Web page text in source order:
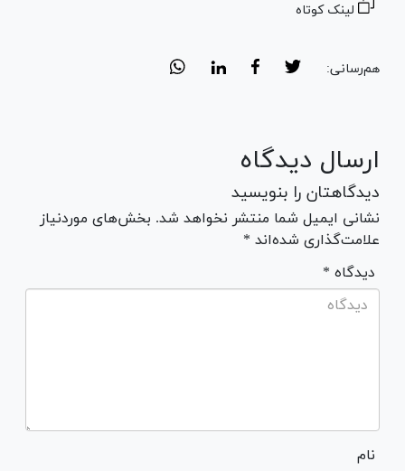
لینک کوتاه
هم‌رسانی:
ارسال دیدگاه
دیدگاهتان را بنویسید
نشانی ایمیل شما منتشر نخواهد شد. بخش‌های موردنیاز
علامت‌گذاری شده‌اند *
* دیدگاه
نام